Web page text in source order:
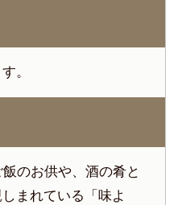
。
のお供や、酒の肴と
まれている「味よ